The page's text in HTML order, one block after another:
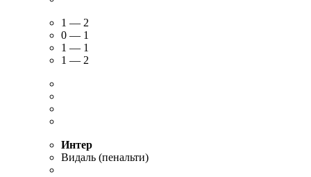
1 — 2
0 — 1
1 — 1
1 — 2
Интер
Видаль (пенальти)